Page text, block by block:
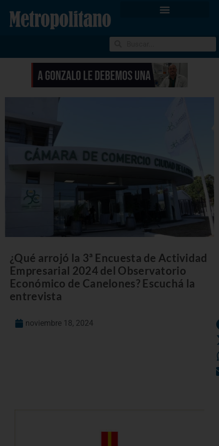
¿Qué arrojó la 3ª Encuesta de Actividad
Empresarial 2024 del Observatorio
Económico de Canelones? Escuchá la
entrevista
noviembre 18, 2024